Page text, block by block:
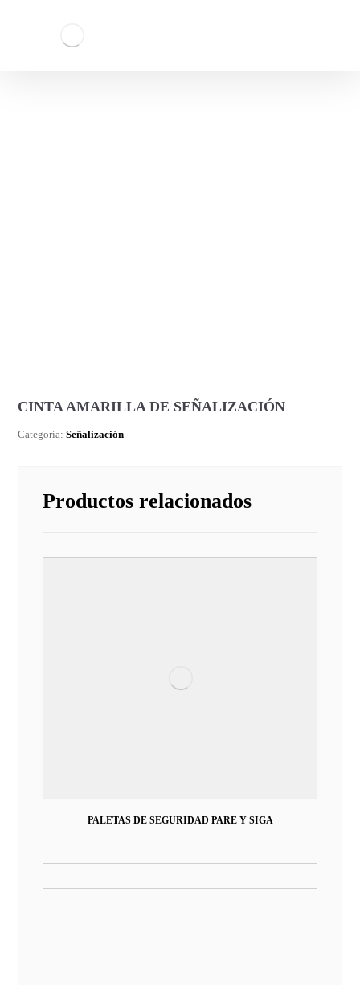
CINTA AMARILLA DE SEÑALIZACIÓN
Categoría:Señalización
Productos relacionados
PALETAS DE SEGURIDAD PARE Y SIGA